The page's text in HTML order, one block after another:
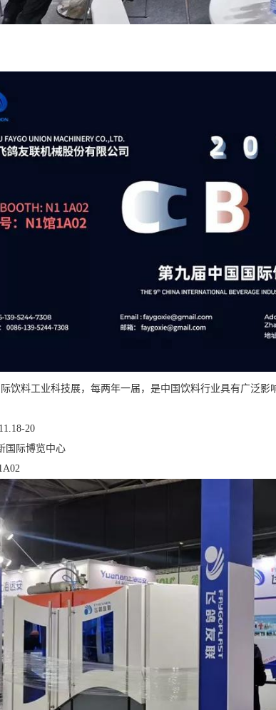
饮料工业科技展，每两年一届，是中国饮料行业具有广泛
20
国际博览中心